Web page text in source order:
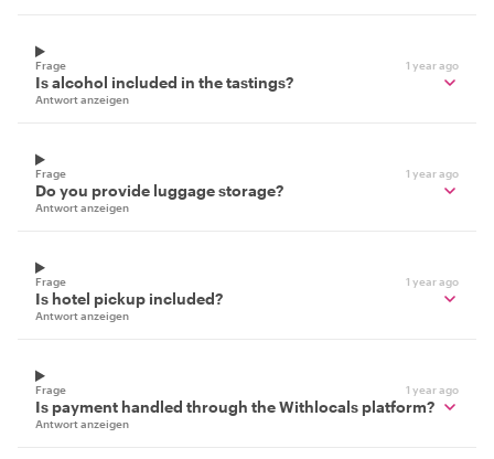
Frage 1 year ago
Is alcohol included in the tastings?
Antwort anzeigen
Frage 1 year ago
Do you provide luggage storage?
Antwort anzeigen
Frage 1 year ago
Is hotel pickup included?
Antwort anzeigen
Frage 1 year ago
Is payment handled through the Withlocals platform?
Antwort anzeigen